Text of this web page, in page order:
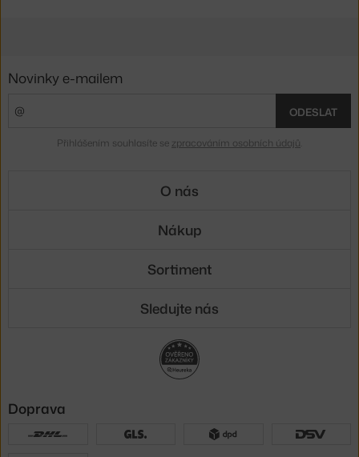
Novinky e-mailem
ODESLAT
Přihlášením souhlasíte se zpracováním osobních údajů
O nás
Nákup
Sortiment
Sledujte nás
Doprava